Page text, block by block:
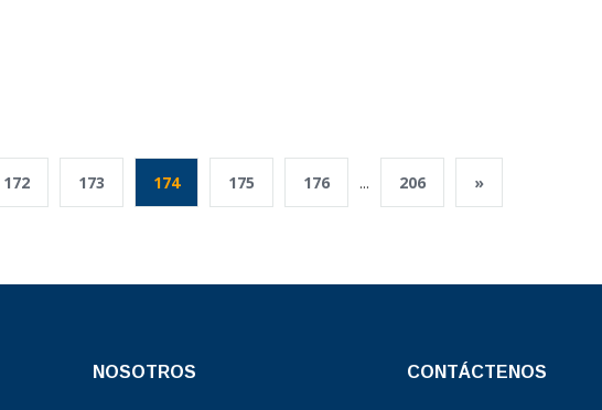
172 173 174 175 176 ... 206 »
NOSOTROS CONTÁCTENOS